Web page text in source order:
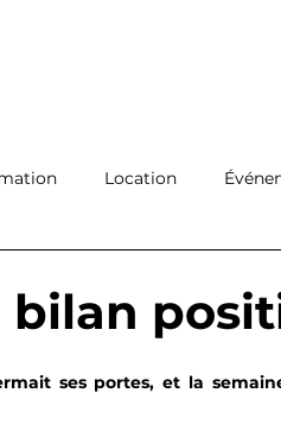
Location
bilan
ses portes, et la